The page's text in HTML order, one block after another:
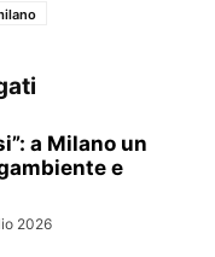
a Milano un
e
2026